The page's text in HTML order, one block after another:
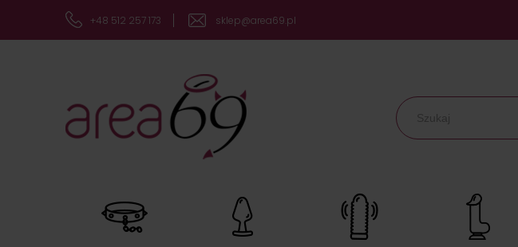
+48 512 257 173 sklep@area69.pl